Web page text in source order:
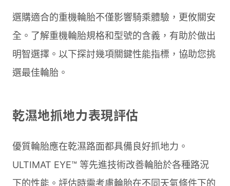
選購適合的重機輪胎不僅影響騎乘體驗，更攸關安
全。了解重機輪胎規格和型號的含義，有助於做出
明智選擇。以下探討幾項關鍵性能指標，協助您挑
選最佳輪胎。
乾濕地抓地力表現評估
優質輪胎應在乾濕路面都具備良好抓地力。
ULTIMAT EYE™ 等先進技術改善輪胎於各種路況
下的性能。評估時需考慮輪胎在不同天氣條件下的